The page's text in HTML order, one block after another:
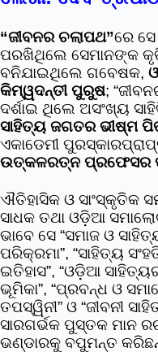
“ଜୀବନର ଚଲାପଥ”ରେ
ପରଖିଥିଲେ ସେମାନଙ୍କ
ବନିଯାଇଥିଲେ ଗବେଷକ,
କିମ୍ୱଦନ୍ତୀ ପୁରୁଷ;
ଦର୍ଶାଇ ଥିଲେ ଅସଂଖ୍ୟ
ସାହିତ୍ୟ ଜଗତର ଭୀଷ୍ମ
ଏକାଡେମୀ
ଉତ୍କଳରତ୍ନ ପ୍ରଫେସର
ଐତିହାସିକ ଓ ସାଂସ୍କୃତିକ
ସାଧକ ତଥା ଓଡ଼ିଆ
ଭାବେ ସେ “ସମାଜ ଓ
ପରିକ୍ରମା”, “ସାହିତ୍ୟ
ଇତିହାସ”, “ଓଡ଼ିଆ
ଭୂମିକା”, “ପ୍ରବନ୍ଧ ଓ
ତପସ୍ୱିନୀ” ଓ “ଜୀବନୀ
ସାରଗର୍ଭକ ପୁସ୍ତକ ମାନ
ଭଣ୍ଡାରକୁ ବପୁମନ୍ତ